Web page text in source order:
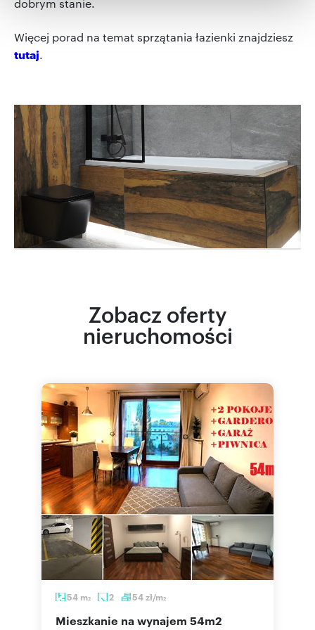
Wykorzystujemy pliki cookie do spersonalizowania treści
analizować ruch w naszej witrynie. Informacje o tym, jak
korzystasz z naszej witryny, udostępniamy partnerom
otrzymanymi od Ciebie lub uzyskanymi podczas
korzystania z ich usług.
dobrym stanie.
Więcej porad na temat sprzątania łazienki znajdziesz
tutaj.
Zobacz oferty
nieruchomości
54 m2 2 54zł/m2
mieszkanie na wynajem 54m2